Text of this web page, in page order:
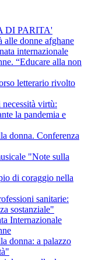
DI PARITA'
alle donne afghane
internazionale
“Educare alla non
letterario rivolto
virtù:
la pandemia e
donna. Conferenza
"Note sulla
di coraggio nella
sanitarie:
sostanziale"
Internazionale
donna: a palazzo